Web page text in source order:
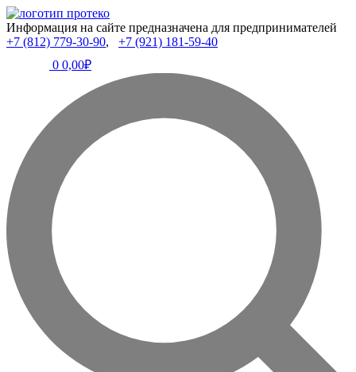
Информация на сайте предназначена для предпринимателей
+7 (812) 779-30-90, +7 (921) 181-59-40
0 0,00₽